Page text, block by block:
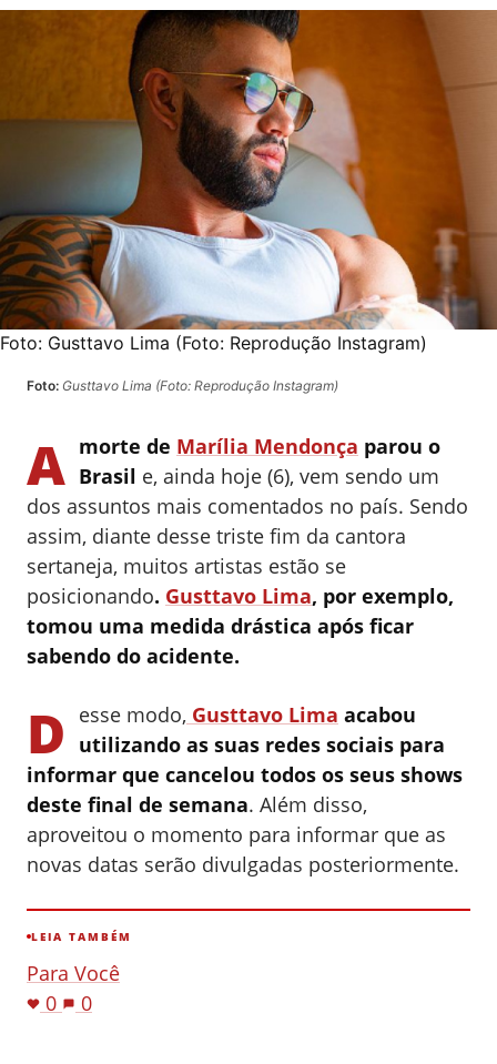
Foto: Gusttavo Lima (Foto: Reprodução Instagram)
Foto: Gusttavo Lima (Foto: Reprodução Instagram)
A morte de Marília Mendonça parou o
Brasil e, ainda hoje (6), vem sendo um
dos assuntos mais comentados no país. Sendo
assim, diante desse triste fim da cantora
sertaneja, muitos artistas estão se
posicionando. Gusttavo Lima, por exemplo,
tomou uma medida drástica após ficar
sabendo do acidente.
D esse modo, Gusttavo Lima acabou
utilizando as suas redes sociais para
informar que cancelou todos os seus shows
deste final de semana. Além disso,
aproveitou o momento para informar que as
novas datas serão divulgadas posteriormente.
LEIA TAMBÉM
Para Você
0
0